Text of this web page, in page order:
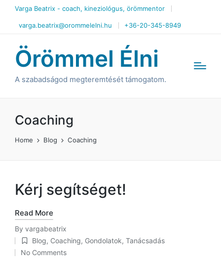
Varga Beatrix - coach, kineziológus, örömmentor
varga.beatrix@orommelelni.hu +36-20-345-8949
Örömmel Élni
A szabadságod megteremtését támogatom.
Coaching
Home Blog Coaching
Kérj segítséget!
Read More
Posted
by
By vargabeatrix
Posted
in
Blog, Coaching, Gondolatok, Tanácsadás
No Comments